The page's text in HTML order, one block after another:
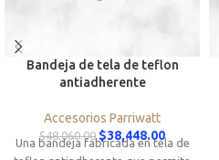
Bandeja de tela de teflon
antiadherente
Accesorios Parriwatt
$48,060.00 $38,448.00
Una bandeja fabricada en tela de